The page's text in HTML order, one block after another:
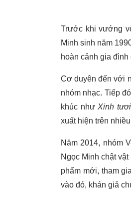
Trước khi vướng
Minh sinh năm
hoàn cảnh gia
Cơ duyên đến với
nhóm nhạc. Tiếp
khúc nhưXinh
xuất hiện trên
Năm 2014, nhóm
Ngọc Minh chật
phẩm mới, tham
vào đó, khán giả